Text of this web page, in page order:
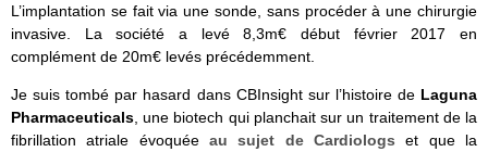
L’implantation se fait via une sonde, sans procéder à une chirurgie
invasive. La société a levé 8,3m€ début février 2017 en
complément de 20m€ levés précédemment.
Je suis tombé par hasard dans CBInsight sur l’histoire de Laguna
Pharmaceuticals , une biotech qui planchait sur un traitement de la
fibrillation atriale évoquée au sujet de Cardiologs et que la